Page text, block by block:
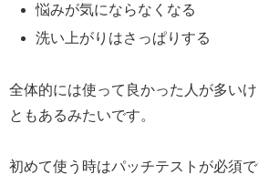
悩みが気にならなくなる
洗い上がりはさっぱりする
全体的には使って良かった人が多い
ともあるみたいです。
初めて使う時はパッチテストが必須で